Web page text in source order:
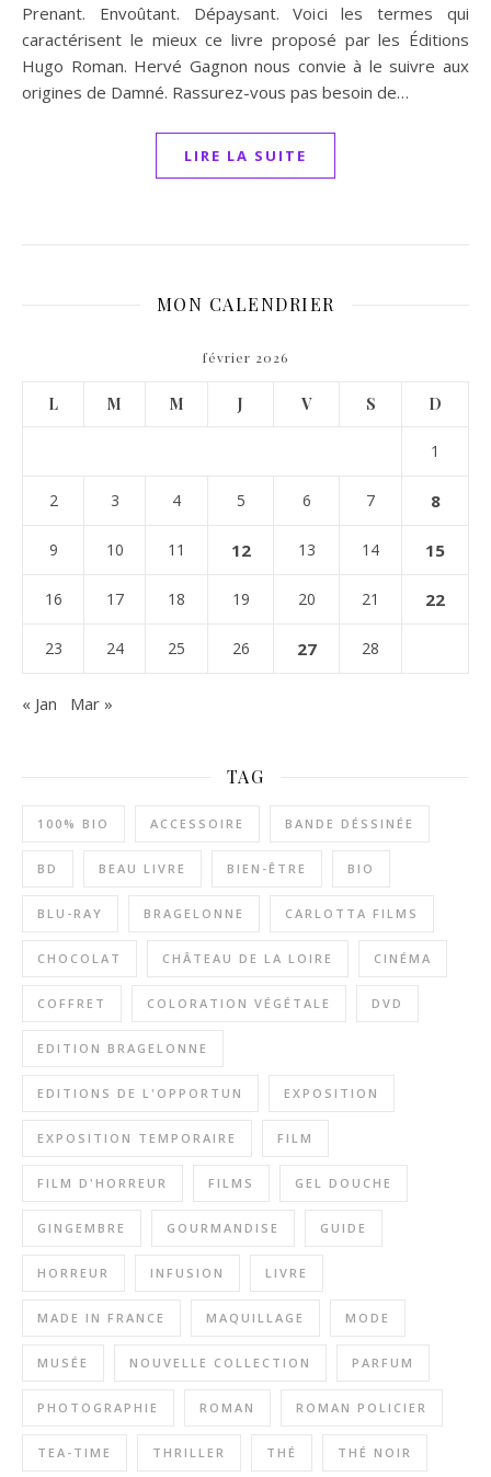
Prenant. Envoûtant. Dépaysant. Voici les termes qui
caractérisent le mieux ce livre proposé par les Éditions
Hugo Roman. Hervé Gagnon nous convie à le suivre aux
origines de Damné. Rassurez-vous pas besoin de…
LIRE LA SUITE
MON CALENDRIER
février 2026
L M M J V S D
1
2 3 4 5 6 7 8
9 10 11 12 13 14 15
16 17 18 19 20 21 22
23 24 25 26 27 28
« Jan Mar »
TAG
100% BIO ACCESSOIRE BANDE DÉSSINÉE
BD BEAU LIVRE BIEN-ÊTRE BIO
BLU-RAY BRAGELONNE CARLOTTA FILMS
CHOCOLAT CHÂTEAU DE LA LOIRE CINÉMA
COFFRET COLORATION VÉGÉTALE DVD
EDITION BRAGELONNE
EDITIONS DE L'OPPORTUN EXPOSITION
EXPOSITION TEMPORAIRE FILM
FILM D'HORREUR FILMS GEL DOUCHE
GINGEMBRE GOURMANDISE GUIDE
HORREUR INFUSION LIVRE
MADE IN FRANCE MAQUILLAGE MODE
MUSÉE NOUVELLE COLLECTION PARFUM
PHOTOGRAPHIE ROMAN ROMAN POLICIER
TEA-TIME THRILLER THÉ THÉ NOIR